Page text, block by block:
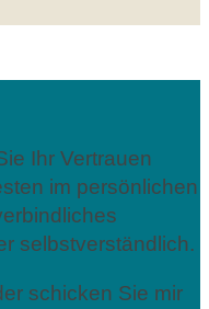
Ihr Vertrauen
im persönlichen
selbstverständlich.
schicken Sie mir